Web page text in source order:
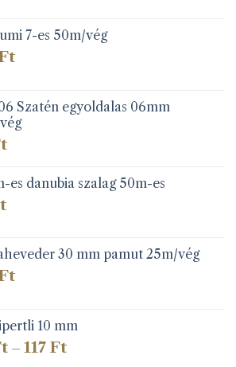
279 Ft
7-es 50m/vég
Szatén egyoldalas 06mm
es danubia szalag 50m-es
30 mm pamut 25m/vég
10 mm
– 117 FtÁrtartomány: